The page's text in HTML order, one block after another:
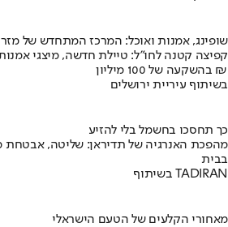
שופינג, אמנות ואוכל: המרכז המתחדש של
קפיצה קטנה לחו"ל: טיילת חדשה, מיצגי
בהשקעה של 100 מיליון ₪
בשיתוף עיריית ירושלים
כך תחסכו בחשמל בלי להזיע
מהפכת האנרגיה של תדיראן: שליטה, אבטחת
בבית
בשיתוף TADIRAN
מאחורי הקלעים של הטעם הישראלי